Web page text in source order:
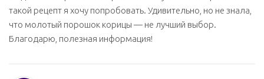
такой рецепт я хочу попробовать. Удивительно, но не знала,
что молотый порошок корицы — не лучший выбор.
Благодарю, полезная информация!